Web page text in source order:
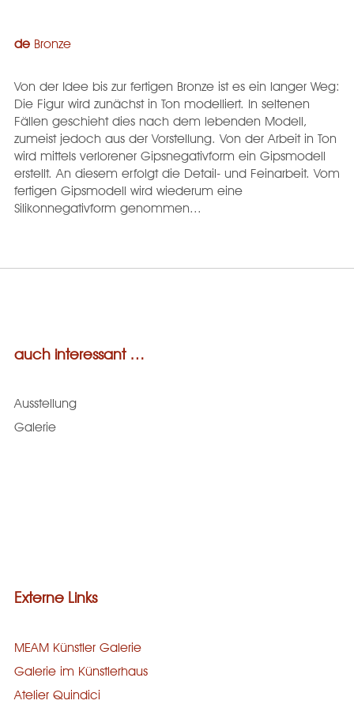
de Bronze
Von der Idee bis zur fertigen Bronze ist es ein langer Weg:
Die Figur wird zunächst in Ton modelliert. In seltenen
Fällen geschieht dies nach dem lebenden Modell,
zumeist jedoch aus der Vorstellung. Von der Arbeit in Ton
wird mittels verlorener Gipsnegativform ein Gipsmodell
erstellt. An diesem erfolgt die Detail- und Feinarbeit. Vom
fertigen Gipsmodell wird wiederum eine
Silikonnegativform genommen...
auch interessant …
Ausstellung
Galerie
Externe Links
MEAM Künstler Galerie
Galerie im Künstlerhaus
Atelier Quindici